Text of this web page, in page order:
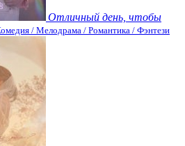
Отличный день, чтобы
/ Мелодрама / Романтика / Фэнтези